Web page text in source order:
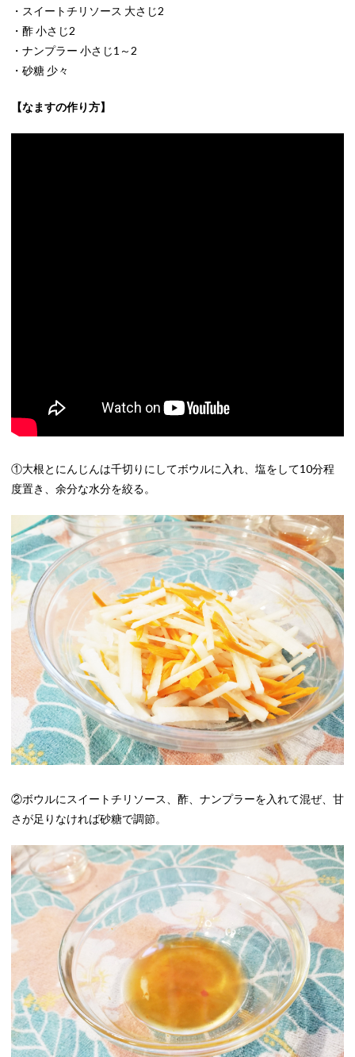
・スイートチリソース 大さじ2
・酢 小さじ2
・ナンプラー 小さじ1～2
・砂糖 少々
【なますの作り方】
①大根とにんじんは千切りにしてボウルに入れ、塩をして10分程
度置き、余分な水分を絞る。
②ボウルにスイートチリソース、酢、ナンプラーを入れて混ぜ、甘
さが足りなければ砂糖で調節。